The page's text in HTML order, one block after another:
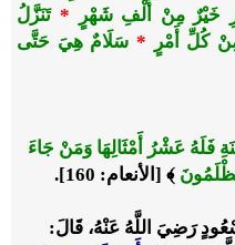
خَيْرٌ مِنْ أَلْفِ شَهْرٍ *تَنَزَّلُ
مِنْ كُلِّ أَمْرٍ * سَلَامٌ هِيَ حَتَّى
فَلَهُ عَشْرُ أَمْثَالِهَا وَمَنْ جَاءَ
يُظْلَمُونَ ﴾ [الأنعام: 160].
رَضِيَ اللَّهُ عَنْهُ، قَالَ: